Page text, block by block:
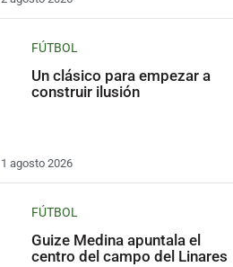
FÚTBOL
Un clásico para empezar a
construir ilusión
1 agosto 2026
FÚTBOL
Guize Medina apuntala el
centro del campo del Linares